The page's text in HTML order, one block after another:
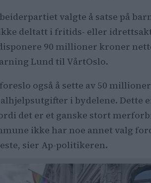
valgte å satse på
deltatt i fritids- eller
90 millioner kroner
Lund til VårtOslo.
også å sette av 50
i bydelene. Dette
det er et ganske stort
ikke har noe annet valg
sier Ap-politikeren.